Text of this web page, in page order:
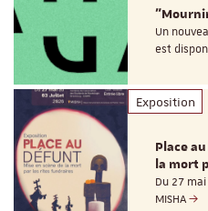
Un
est
Exposition
Place
la mort
Du 27
MISHA